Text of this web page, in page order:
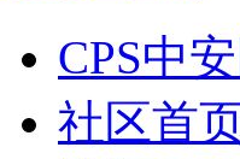
CPS中
社区首